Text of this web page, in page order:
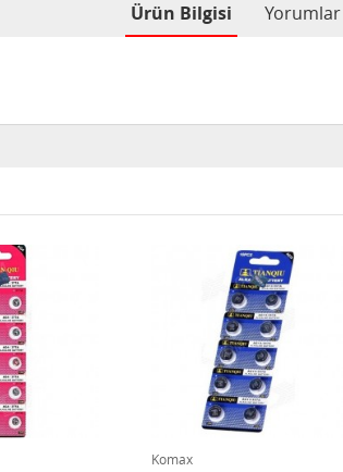
Ürün Bilgisi Yorumlar
Komax